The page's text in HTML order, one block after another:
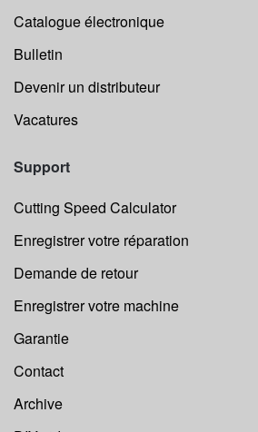
Catalogue électronique
Bulletin
Devenir un distributeur
Vacatures
Support
Cutting Speed Calculator
Enregistrer votre réparation
Demande de retour
Enregistrer votre machine
Garantie
Contact
Archive